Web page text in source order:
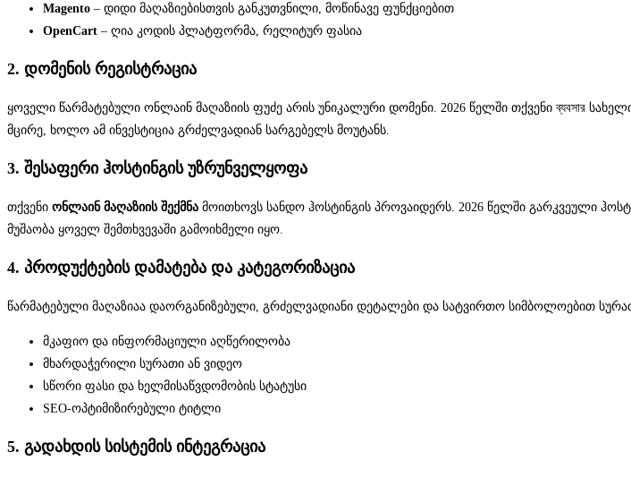
Magento – დიდი მაღაზიებისთვის განკუთვნილი, მოწინავე ფუნქციებით
OpenCart – ღია კოდის პლატფორმა, რელიტურ ფასია
2. დომენის რეგისტრაცია
ყოველი წარმატებული ონლაინ მაღაზიის ფუძე არის უნიკალური დომენი. 2026 წელში თქვენი ব্যবসার
მცირე, ხოლო ამ ინვესტიცია გრძელვადიან სარგებელს მოუტანს.
3. შესაფერი ჰოსტინგის უზრუნველყოფა
თქვენი ონლაინ მაღაზიის შექმნა მოითხოვს სანდო ჰოსტინგის პროვაიდერს. 2026 წელში გარკვეული
მუშაობა ყოველ შემთხვევაში გამოიხმელი იყო.
4. პროდუქტების დამატება და კატეგორიზაცია
წარმატებული მაღაზიაა დაორგანიზებული, გრძელვადიანი დეტალები და სატვირთო სიმ­ბოლოებით
მკაფიო და ინფორმაციული აღწერილობა
მხარდაჭერილი სურათი ან ვიდეო
სწორი ფასი და ხელმისაწვდომობის სტატუსი
SEO-ოპტიმიზირებული ტიტლი
5. გადახდის სისტემის ინტეგრაცია